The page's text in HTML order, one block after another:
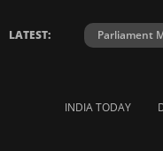
LATEST: Parliament
INDIA TODAY